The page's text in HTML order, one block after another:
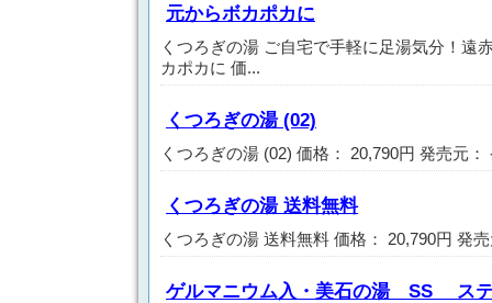
元からボカポカに
くつろぎの湯 ご自宅で手軽に足湯気分！遠
カポカに 価...
くつろぎの湯 (02)
くつろぎの湯 (02) 価格： 20,790円 発売元
くつろぎの湯 送料無料
くつろぎの湯 送料無料 価格： 20,790円 発
ゲルマニウム入・美石の湯 SS ステ